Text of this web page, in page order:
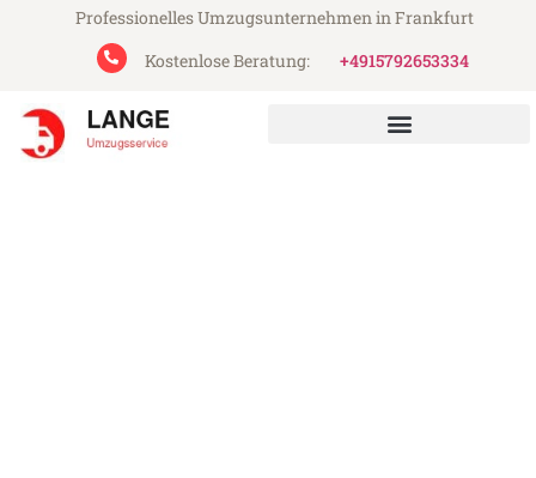
Professionelles Umzugsunternehmen in Frankfurt
Kostenlose Beratung:
+4915792653334